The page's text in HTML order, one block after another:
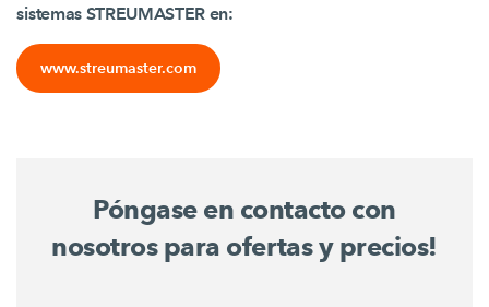
sistemas STREUMASTER en:
www.streumaster.com
Póngase en contacto con
nosotros para ofertas y precios!